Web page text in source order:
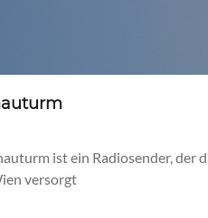
ist ein Radiosender, der
versorgt